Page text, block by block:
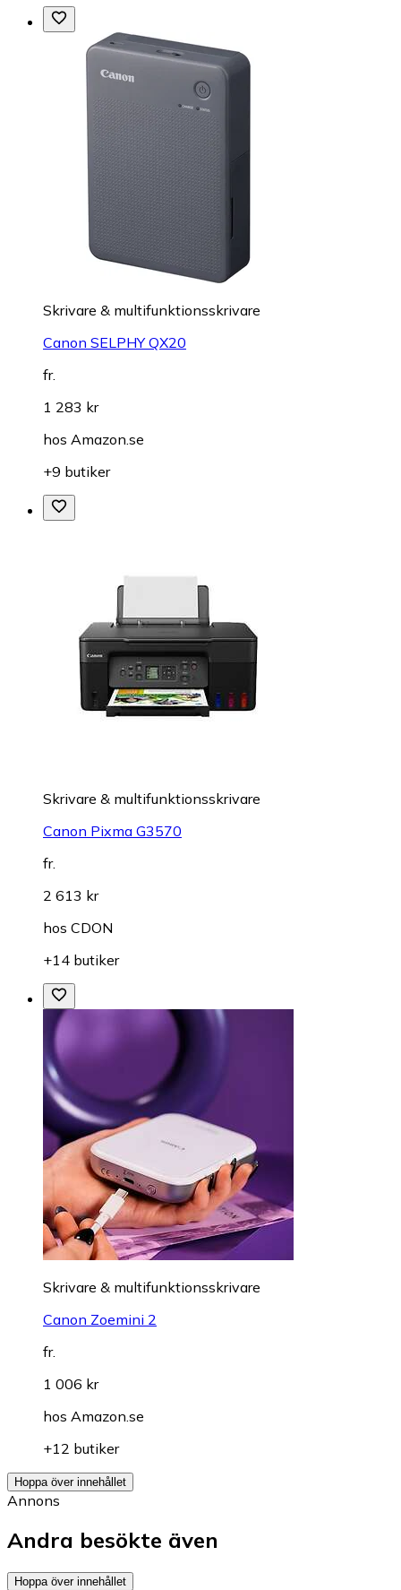
Skrivare & multifunktionsskrivare
Canon SELPHY QX20
fr.
1 283 kr
hos Amazon.se
+9 butiker
Skrivare & multifunktionsskrivare
Canon Pixma G3570
fr.
2 613 kr
hos CDON
+14 butiker
Skrivare & multifunktionsskrivare
Canon Zoemini 2
fr.
1 006 kr
hos Amazon.se
+12 butiker
Hoppa över innehållet
Annons
Andra besökte även
Hoppa över innehållet